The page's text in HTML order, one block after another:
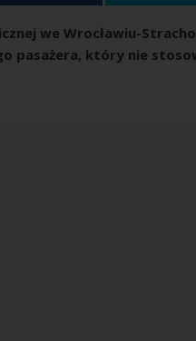
we Wrocławiu-
pasażera, który nie